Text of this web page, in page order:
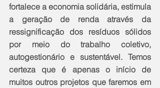
fortalece a economia solidária, estimula
a geração de renda através da
ressignificação dos resíduos sólidos
por meio do trabalho coletivo,
autogestionário e sustentável. Temos
certeza que é apenas o início de
muitos outros projetos que faremos em